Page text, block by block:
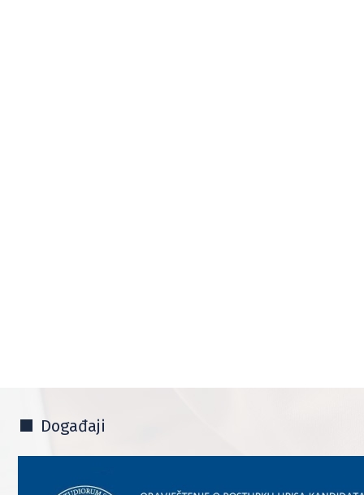
Događaji